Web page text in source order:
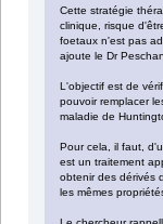
Cette stratégie
clinique, risque
foetaux n'est pas
ajoute le Dr
L'objectif est de
pouvoir remplacer
maladie de
Pour cela, il faut,
est un traitement
obtenir des dérivés
les mêmes